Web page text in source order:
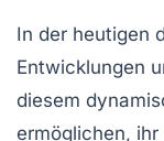
In der heutigen
Entwicklungen
diesem
ermöglichen,